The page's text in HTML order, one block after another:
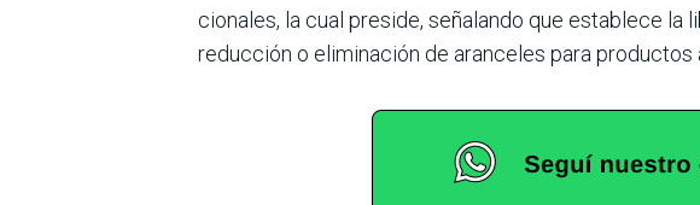
cionales, la cual preside, señalando que establece
reducción o eliminación de aranceles para produc­tos